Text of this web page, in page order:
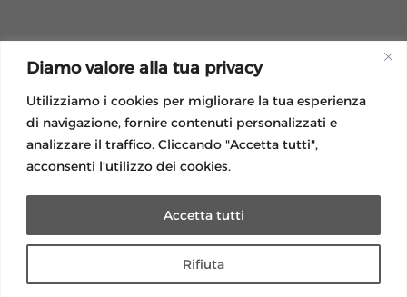
Diamo valore alla tua privacy
Utilizziamo i cookies per migliorare la tua esperienza
di navigazione, fornire contenuti personalizzati e
analizzare il traffico. Cliccando "Accetta tutti",
acconsenti l'utilizzo dei cookies.
Rifiuta
Accetta tutti
Aderente a: